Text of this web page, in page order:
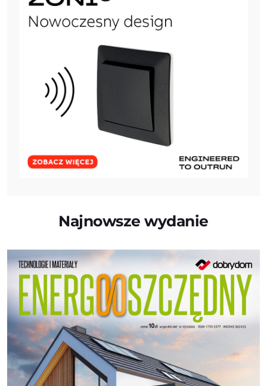
Najnowsze wydanie